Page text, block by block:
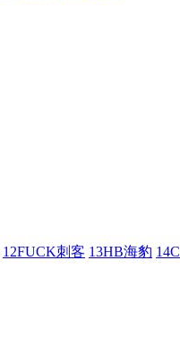
12FUCK刺客 13HB海豹